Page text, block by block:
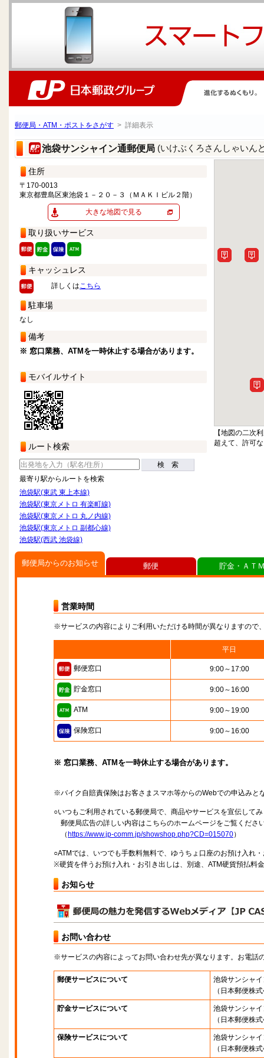
郵便局・ATM・ポストをさがす > 詳細表示
池袋サンシャイン通郵便局 (いけぶくろさんしゃいん
住所
〒170-0013
東京都豊島区東池袋１－２０－３（ＭＡＫＩビル２階）
大きな地図で見る
取り扱いサービス
キャッシュレス
詳しくはこちら
駐車場
なし
備考
※ 窓口業務、ATMを一時休止する場合があります。
モバイルサイト
ルート検索
検 索
最寄り駅からルートを検索
池袋駅(東武 東上本線)
池袋駅(東京メトロ 有楽町線)
池袋駅(東京メトロ 丸ノ内線)
池袋駅(東京メトロ 副都心線)
池袋駅(西武 池袋線)
【地図の二次
超えて、許可
郵便局からのお知らせ
営業時間
※サービスの内容によりご利用いただける時間が異なりますので
平日
郵便窓口 9:00～17:00
貯金窓口 9:00～16:00
ATM 9:00～19:00
保険窓口 9:00～16:00
※ 窓口業務、ATMを一時休止する場合があります。
※バイク自賠責保険はお客さまスマホ等からのWebでの申込みと
○いつもご利用されている郵便局で、商品やサービスを宣伝して
郵便局広告の詳しい内容はこちらのホームページをご覧くださ
（ https://www.jp-comm.jp/showshop.php?CD=015070）
○ATMでは、いつでも手数料無料で、ゆうちょ口座のお預け入れ
※硬貨を伴うお預け入れ・お引き出しは、別途、ATM硬貨預払料
お知らせ
お問い合わせ
※サービスの内容によってお問い合わせ先が異なります。お電話
郵便サービスについて
池袋サンシャ
（日本郵便株
貯金サービスについて
池袋サンシャ
（日本郵便株
保険サービスについて
池袋サンシャ
（日本郵便株
郵便 貯金・ＡＴ